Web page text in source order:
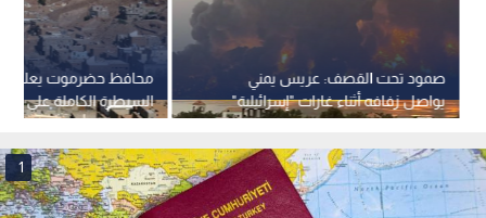
محافظ حضرموت يعلن
السيطرة الكاملة على
صمود تحت القصف: عريس يمني
يواصل زفافه أثناء غارات "إسرائيلية"
على صنعاء
1